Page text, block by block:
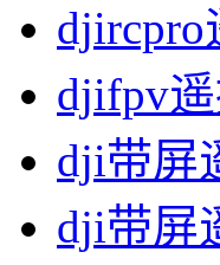
djifpv
dji带屏
dji带屏